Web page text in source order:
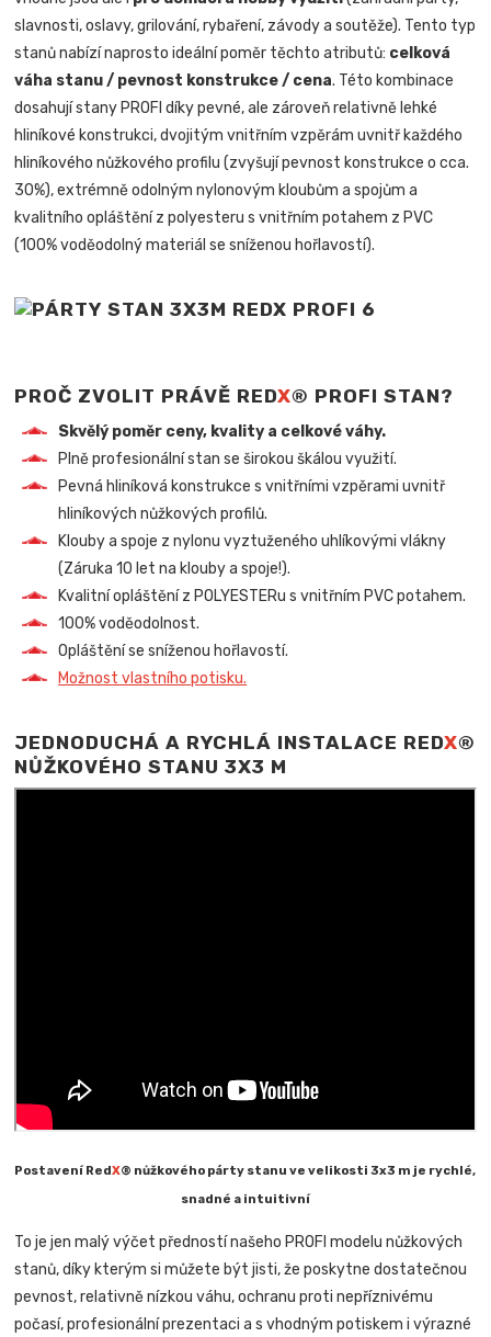
slavnosti, oslavy, grilování, rybaření, závody a soutěže). Tento typ
stanů nabízí naprosto ideální poměr těchto atributů: celková
váha stanu / pevnost konstrukce / cena. Této kombinace
dosahují stany PROFI díky pevné, ale zároveň relativně lehké
hliníkové konstrukci, dvojitým vnitřním vzpěrám uvnitř každého
hliníkového nůžkového profilu (zvyšují pevnost konstrukce o cca.
30%), extrémně odolným nylonovým kloubům a spojům a
kvalitního opláštění z polyesteru s vnitřním potahem z PVC
(100% voděodolný materiál se sníženou hořlavostí).
PROČ ZVOLIT PRÁVĚ REDX® PROFI STAN?
Skvělý poměr ceny, kvality a celkové váhy.
Plně profesionální stan se širokou škálou využití.
Pevná hliníková konstrukce s vnitřními vzpěrami uvnitř
hliníkových nůžkových profilů.
Klouby a spoje z nylonu vyztuženého uhlíkovými vlákny
(Záruka 10 let na klouby a spoje!).
Kvalitní opláštění z POLYESTERu s vnitřním PVC potahem.
100% voděodolnost.
Opláštění se sníženou hořlavostí.
Možnost vlastního potisku.
JEDNODUCHÁ A RYCHLÁ INSTALACE REDX®
NŮŽKOVÉHO STANU 3X3 M
Postavení RedX® nůžkového párty stanu ve velikosti 3x3 m je rychlé,
snadné a intuitivní
To je jen malý výčet předností našeho PROFI modelu nůžkových
stanů, díky kterým si můžete být jisti, že poskytne dostatečnou
pevnost, relativně nízkou váhu, ochranu proti nepříznivému
počasí, profesionální prezentaci a s vhodným potiskem i výrazné